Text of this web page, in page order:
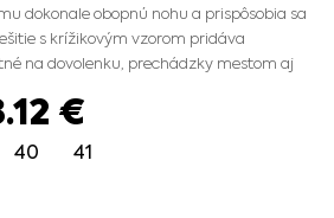
dokonale obopnú nohu a prispôsobia sa
s krížikovým vzorom pridáva
na dovolenku, prechádzky mestom aj
€
40 41